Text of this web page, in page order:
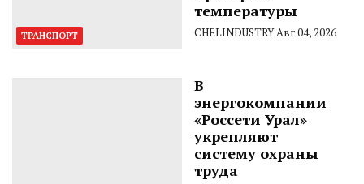
ТРАНСПОРТ
температуры
CHELINDUSTRYАвг 04, 2026
В
энергокомпании
«Россети Урал»
укрепляют
систему охраны
труда